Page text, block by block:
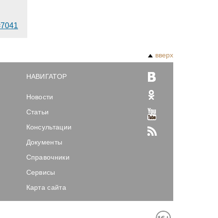
вверх
НАВИГАТОР
Новости
Статьи
Консультации
Документы
Справочники
Сервисы
Карта сайта